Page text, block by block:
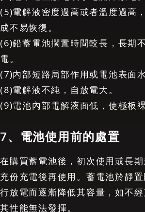
(5)電解液密度過高或者溫度過高
成不易恢復。
(6)鉛蓄電池擱置時間較長，長期
電。
(7)內部短路局部作用或電池表面
(8)電解液不純，自放電大。
(9)電池內部電解液面低，使極板
7、電池使用前的處置
在購買蓄電池後，初次使用或長
充份充電後再使用。蓄電池於靜
行放電而逐漸降低其容量，如不
其性能無法發揮。